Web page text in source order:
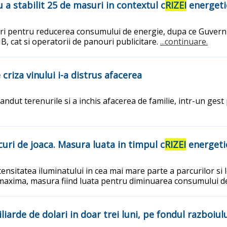
a stabilit 25 de masuri in contextul cRIZEI
pentru reducerea consumului de energie, dupa ce
cat si operatorii de panouri publicitare. ...continuare.
vinului i-a distrus afacerea
terenurile si a inchis afacerea de familie, intr-un
de joaca. Masura luata in timpul cRIZEI
iluminatului in cea mai mare parte a parcurilor si
masura fiind luata pentru diminuarea consumului
de dolari in doar trei luni, pe fondul